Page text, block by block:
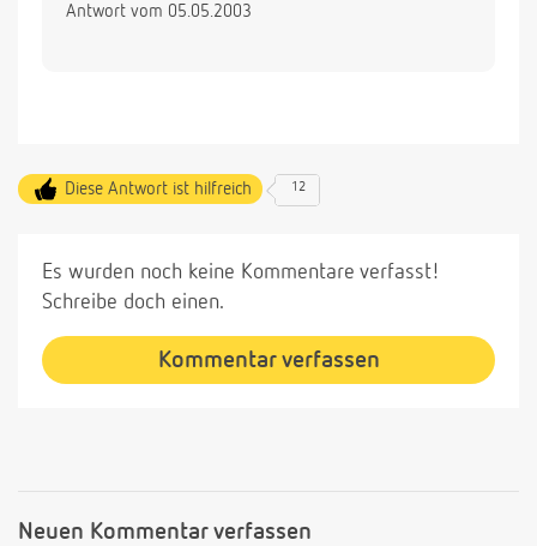
Antwort vom 05.05.2003
Diese Antwort ist hilfreich 12
Es wurden noch keine Kommentare verfasst!
Schreibe doch einen.
Kommentar verfassen
Neuen Kommentar verfassen